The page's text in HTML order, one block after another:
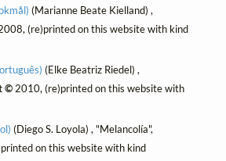
(Marianne Beate Kielland) ,
(re)printed on this website with kind
(Elke Beatriz Riedel) ,
©2010, (re)printed on this website with
(Diego S. Loyola) , "Melancolía",
on this website with kind